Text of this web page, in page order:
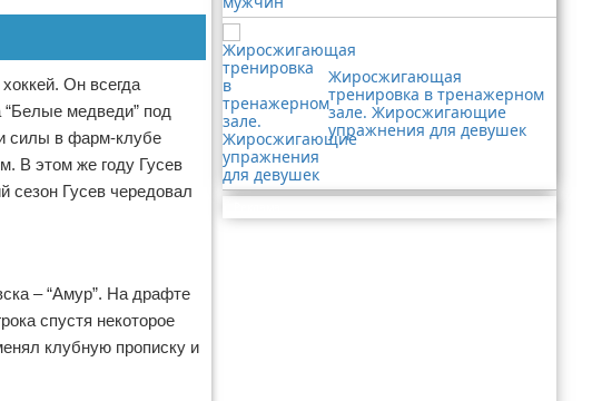
Он всегда
медведи” под
силы в фарм-клубе
В этом же году Гусев
Гусев чередовал
– “Амур”. На драфте
спустя некоторое
клубную прописку и
Жиросжигающая
тренировка в тренажерном
зале. Жиросжигающие
упражнения для девушек